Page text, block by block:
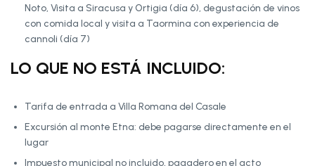
Noto, Visita a Siracusa y Ortigia (día 6), degustación de vinos
con comida local y visita a Taormina con experiencia de
cannoli (día 7)
LO QUE NO ESTÁ INCLUIDO:
Tarifa de entrada a Villa Romana del Casale
Excursión al monte Etna: debe pagarse directamente en el
lugar
Impuesto municipal no incluido, pagadero en el acto